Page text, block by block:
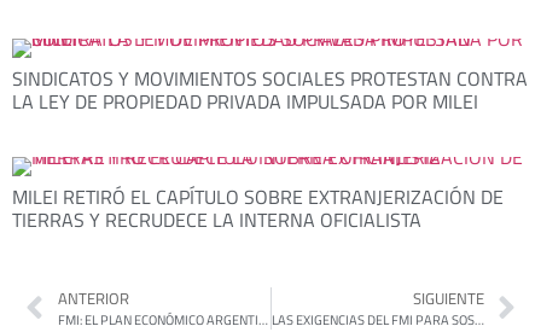
SINDICATOS Y MOVIMIENTOS SOCIALES PROTESTAN CONTRA
LA LEY DE PROPIEDAD PRIVADA IMPULSADA POR MILEI
MILEI RETIRÓ EL CAPÍTULO SOBRE EXTRANJERIZACIÓN DE
TIERRAS Y RECRUDECE LA INTERNA OFICIALISTA
ANTERIOR
FMI: EL PLAN ECONÓMICO ARGENTINO QUEDA BAJO TUTELA EXTERNA DESDE ESTE LUNES
SIGUIENTE
LAS EXIGENCIAS DEL FMI PARA SOSTENER EL EQUILIBRIO FISCAL